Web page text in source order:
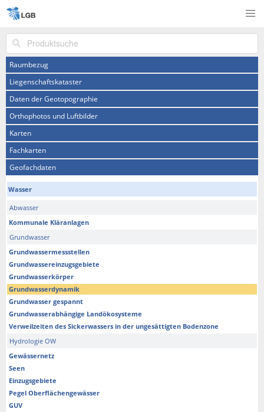
Produktsuche
Raumbezug
Liegenschaftskataster
Daten der Geotopographie
Orthophotos und Luftbilder
Karten
Fachkarten
Geofachdaten
Wasser
Abwasser
Kommunale Kläranlagen
Grundwasser
Grundwassermessstellen
Grundwassereinzugsgebiete
Grundwasserkörper
Grundwasserdynamik
Grundwasser gespannt
Grundwasserabhängige Landökosysteme
Verweilzeiten des Sickerwassers in der ungesättigten Bodenzone
Hydrologie OW
Gewässernetz
Seen
Einzugsgebiete
Pegel Oberflächengewässer
GUV